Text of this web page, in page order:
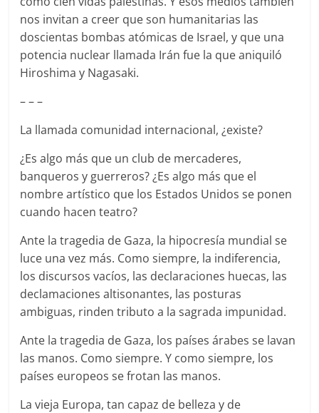
nos invitan a creer que son humanitarias las
doscientas bombas atómicas de Israel, y que una
potencia nuclear llamada Irán fue la que aniquiló
Hiroshima y Nagasaki.
– – –
La llamada comunidad internacional, ¿existe?
¿Es algo más que un club de mercaderes,
banqueros y guerreros? ¿Es algo más que el
nombre artístico que los Estados Unidos se ponen
cuando hacen teatro?
Ante la tragedia de Gaza, la hipocresía mundial se
luce una vez más. Como siempre, la indiferencia,
los discursos vacíos, las declaraciones huecas, las
declamaciones altisonantes, las posturas
ambiguas, rinden tributo a la sagrada impunidad.
Ante la tragedia de Gaza, los países árabes se lavan
las manos. Como siempre. Y como siempre, los
países europeos se frotan las manos.
La vieja Europa, tan capaz de belleza y de